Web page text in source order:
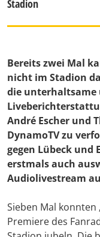
Stadion
Bereits zwei Mal
nicht im Stadion
die unterhaltsame
André Escher und
DynamoTV zu
gegen Lübeck und
erstmals auch
Audiolivestream
Sieben Mal konnten
Premiere des